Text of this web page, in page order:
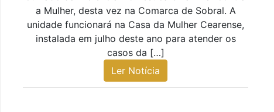
a Mulher, desta vez na Comarca de Sobral. A
unidade funcionará na Casa da Mulher Cearense,
instalada em julho deste ano para atender os
casos da […]
Ler Notícia